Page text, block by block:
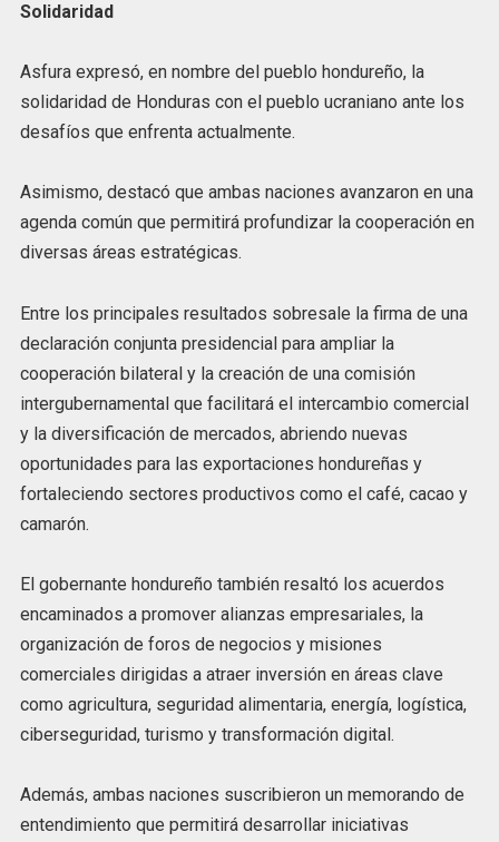
Solidaridad
Asfura expresó, en nombre del pueblo hondureño, la
solidaridad de Honduras con el pueblo ucraniano ante los
desafíos que enfrenta actualmente.
Asimismo, destacó que ambas naciones avanzaron en una
agenda común que permitirá profundizar la cooperación en
diversas áreas estratégicas.
Entre los principales resultados sobresale la firma de una
declaración conjunta presidencial para ampliar la
cooperación bilateral y la creación de una comisión
intergubernamental que facilitará el intercambio comercial
y la diversificación de mercados, abriendo nuevas
oportunidades para las exportaciones hondureñas y
fortaleciendo sectores productivos como el café, cacao y
camarón.
El gobernante hondureño también resaltó los acuerdos
encaminados a promover alianzas empresariales, la
organización de foros de negocios y misiones
comerciales dirigidas a atraer inversión en áreas clave
como agricultura, seguridad alimentaria, energía, logística,
ciberseguridad, turismo y transformación digital.
Además, ambas naciones suscribieron un memorando de
entendimiento que permitirá desarrollar iniciativas